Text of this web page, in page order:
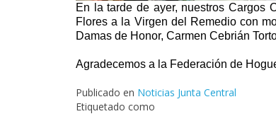
En la tarde de ayer, nuestros Cargos
Flores a la Virgen del Remedio con
Damas de Honor, Carmen Cebrián
Agradecemos a la Federación de
Publicado en Noticias Junta Central
Etiquetado como